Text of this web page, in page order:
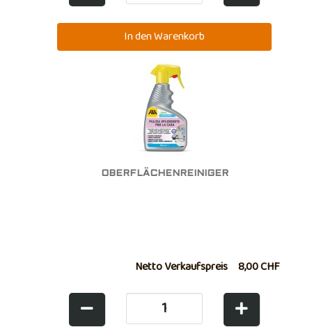
OBERFLÄCHENREINIGER
Netto Verkaufspreis 8,00 CHF